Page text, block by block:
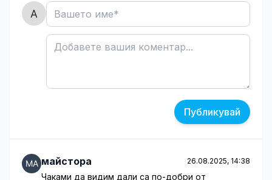
Публикувай
майстора 26.08.2025, 14:38
Чаками да видим дали са по-добри от